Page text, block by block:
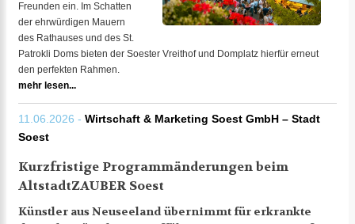
Freunden ein. Im Schatten
der ehrwürdigen Mauern
des Rathauses und des St.
Patrokli Doms bieten der Soester Vreithof und Domplatz hierfür erneut
den perfekten Rahmen.
mehr lesen...
11.06.2026 - Wirtschaft & Marketing Soest GmbH – Stadt
Soest
Kurzfristige Programmänderungen beim
AltstadtZAUBER Soest
Künstler aus Neuseeland übernimmt für erkrankte